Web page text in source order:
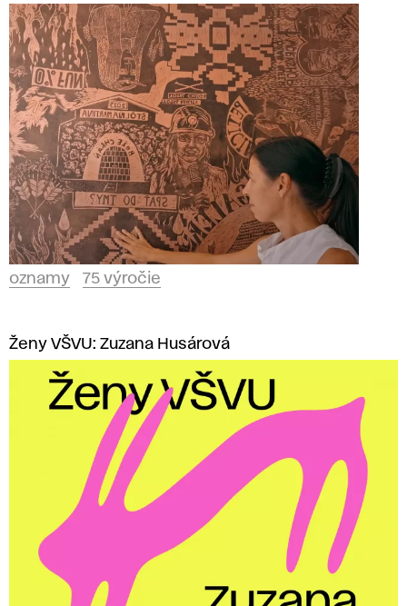
oznamy 75 výročie
Ženy VŠVU: Zuzana Husárová